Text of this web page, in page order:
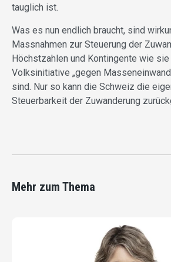
tauglich ist.
Was es nun endlich braucht, sind
Massnahmen zur Steuerung der
Höchstzahlen und Kontingente wie
Volksinitiative „gegen
sind. Nur so kann die Schweiz die
Steuerbarkeit der Zuwanderung
Mehr zum Thema